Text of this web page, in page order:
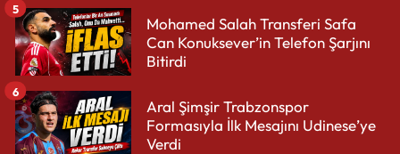
Mohamed Salah Transferi Safa
Can Konuksever’in Telefon Şarjını
Bitirdi
5
Aral Şimşir Trabzonspor
Formasıyla İlk Mesajını Udinese’ye
Verdi
6